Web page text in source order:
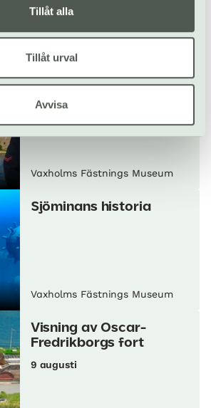
Tillåt alla
Tillåt urval
Avvisa
Vaxholms Fästnings Museum
Guidade turer på
Vaxholms Kastell
Pågår till 16 augusti
Vaxholms Fästnings Museum
Sjöminans historia
Vaxholms Fästnings Museum
Visning av Oscar-
Fredrikborgs fort
9 augusti